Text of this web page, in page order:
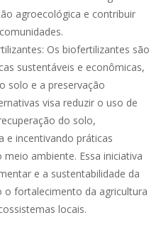
agroecológica e contribuir
Os biofertilizantes são
sustentáveis e econômicas,
solo e a preservação
visa reduzir o uso de
do solo,
e incentivando práticas
ambiente. Essa iniciativa
e a sustentabilidade da
fortalecimento da agricultura
locais.